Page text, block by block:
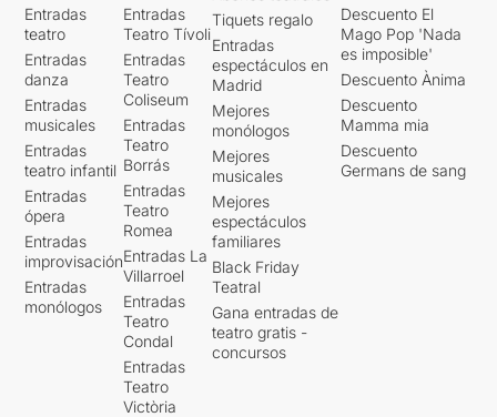
Entradas
teatro
Entradas
danza
Entradas
musicales
Entradas
teatro infantil
Entradas
ópera
Entradas
improvisación
Entradas
monólogos
Entradas
Teatro Tívoli
Entradas
Teatro
Coliseum
Entradas
Teatro
Borrás
Entradas
Teatro
Romea
Entradas La
Villarroel
Entradas
Teatro
Condal
Entradas
Teatro
Victòria
Tiquets regalo
Entradas
espectáculos en
Madrid
Mejores
monólogos
Mejores
musicales
Mejores
espectáculos
familiares
Black Friday
Teatral
Gana entradas de
teatro gratis -
concursos
Descuento El
Mago Pop 'Nada
es imposible'
Descuento Ànima
Descuento
Mamma mia
Descuento
Germans de sang